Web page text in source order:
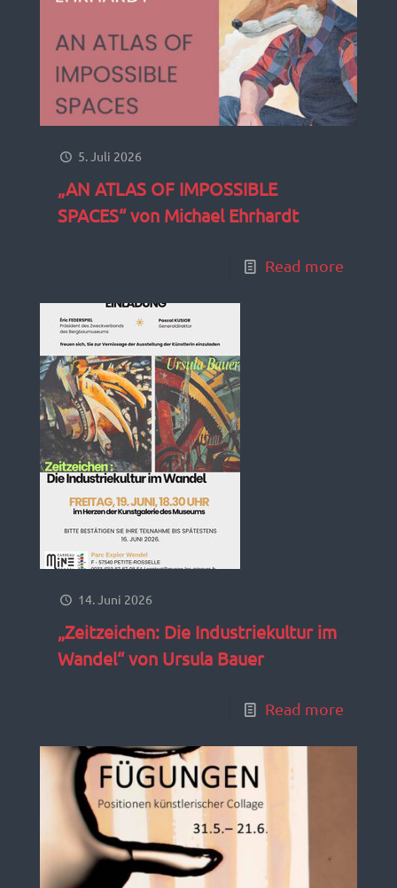
5. Juli 2026
„AN ATLAS OF IMPOSSIBLE
SPACES“ von Michael Ehrhardt
Read more
14. Juni 2026
„Zeitzeichen: Die Industriekultur im
Wandel“ von Ursula Bauer
Read more